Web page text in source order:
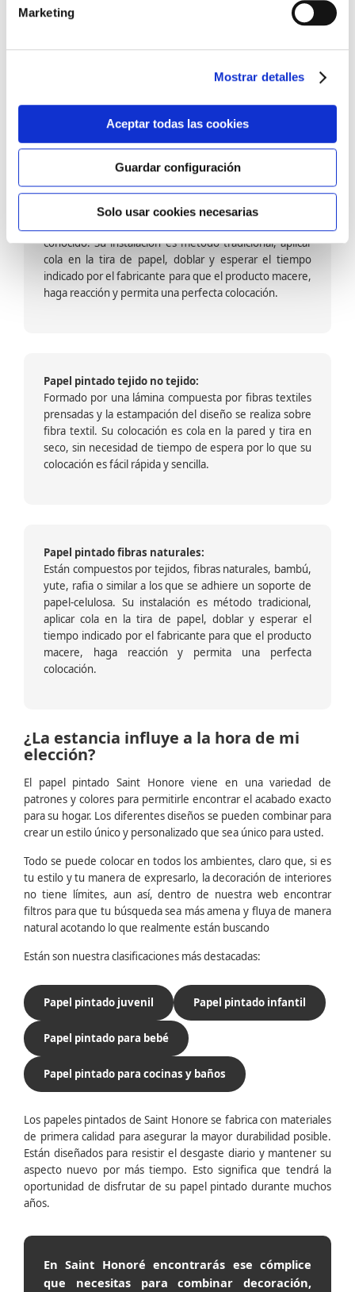
Marketing
Mostrar detalles
Aceptar todas las cookies
Guardar configuración
Solo usar cookies necesarias
barniz multiadherente en base agua. En zonas de
fuegos, se recomienda proteger con placas, silestone,
dado que el frotar en exceso dañaría el papel. Su
colocación es cola en la pared y tira en seco, sin
colocación es fácil rápida y sencilla.
Papel pintado calidad papel:
Formado por una capa de papel sobre un soporte de
conocido. Su instalación es método tradicional, aplicar
cola en la tira de papel, doblar y esperar el tiempo
indicado por el fabricante para que el producto macere,
haga reacción y permita una perfecta colocación.
Papel pintado tejido no tejido:
Formado por una lámina compuesta por fibras textiles
prensadas y la estampación del diseño se realiza sobre
fibra textil. Su colocación es cola en la pared y tira en
seco, sin necesidad de tiempo de espera por lo que su
colocación es fácil rápida y sencilla.
Papel pintado fibras naturales:
Están compuestos por tejidos, fibras naturales, bambú,
yute, rafia o similar a los que se adhiere un soporte de
papel-celulosa. Su instalación es método tradicional,
aplicar cola en la tira de papel, doblar y esperar el
tiempo indicado por el fabricante para que el producto
macere, haga reacción y permita una perfecta
colocación.
¿La estancia influye a la hora de mi
elección?
El papel pintado Saint Honore viene en una variedad de
patrones y colores para permitirle encontrar el acabado exacto
para su hogar. Los diferentes diseños se pueden combinar para
crear un estilo único y personalizado que sea único para usted.
Todo se puede colocar en todos los ambientes, claro que, si es
tu estilo y tu manera de expresarlo, la decoración de interiores
no tiene límites, aun así, dentro de nuestra web encontrar
filtros para que tu búsqueda sea más amena y fluya de manera
natural acotando lo que realmente están buscando
Están son nuestra clasificaciones más destacadas:
Papel pintado juvenil Papel pintado infantil
Papel pintado para bebé
Papel pintado para cocinas y baños
Los papeles pintados de Saint Honore se fabrica con materiales
de primera calidad para asegurar la mayor durabilidad posible.
Están diseñados para resistir el desgaste diario y mantener su
aspecto nuevo por más tiempo. Esto significa que tendrá la
oportunidad de disfrutar de su papel pintado durante muchos
años.
En Saint Honoré encontrarás ese cómplice
que necesitas para combinar decoración,